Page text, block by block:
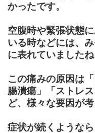
かったです。
空腹時や緊張状態
いる時などには、
に表れていました
この痛みの原因は
腸潰瘍」「ストレ
ど、様々な要因が
症状が続くような